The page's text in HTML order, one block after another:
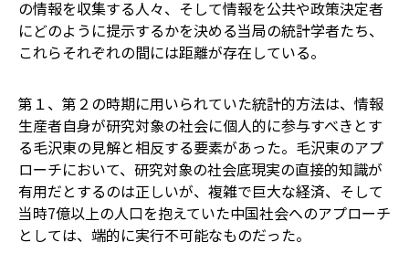
の情報を収集する人々、そして情報を公共や政策決定者
にどのように提示するかを決める当局の統計学者たち、
これらそれぞれの間には距離が存在している。
第１、第２の時期に用いられていた統計的方法は、情報
生産者自身が研究対象の社会に個人的に参与すべきとす
る毛沢東の見解と相反する要素があった。毛沢東のアプ
ローチにおいて、研究対象の社会底現実の直接的知識が
有用だとするのは正しいが、複雑で巨大な経済、そして
当時7億以上の人口を抱えていた中国社会へのアプローチ
としては、端的に実行不可能なものだった。